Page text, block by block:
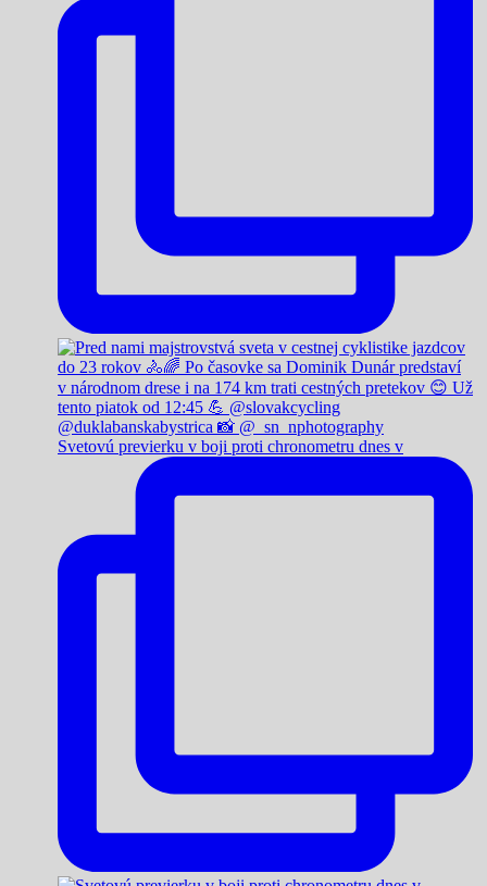
Svetovú previerku v boji proti chronometru dnes v